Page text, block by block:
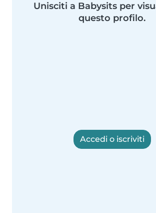
Unisciti a Babysits per
questo profilo.
Accedi o iscriviti